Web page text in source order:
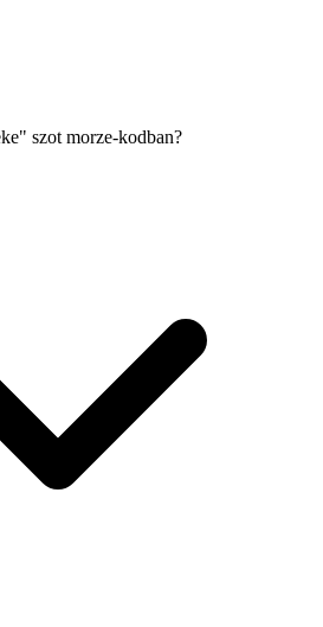
szot morze-kodban?